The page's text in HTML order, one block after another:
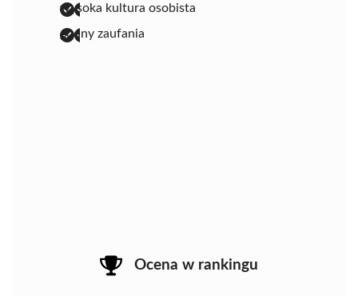
wysoka kultura osobista
godny zaufania
Ocena w rankingu